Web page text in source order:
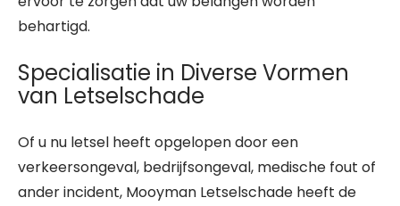
behartigd.
Specialisatie in Diverse Vormen
van Letselschade
Of u nu letsel heeft opgelopen door een
verkeersongeval, bedrijfsongeval, medische fout of
ander incident, Mooyman Letselschade heeft de